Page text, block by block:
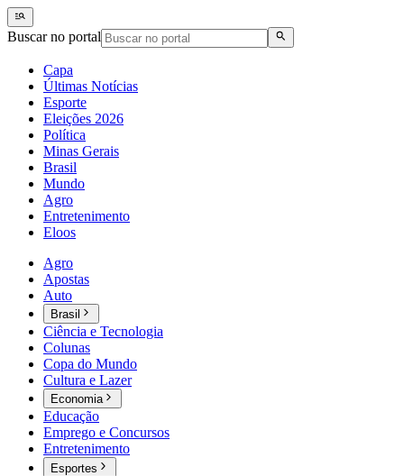
Buscar no portal
Capa
Últimas Notícias
Esporte
Eleições 2026
Política
Minas Gerais
Brasil
Mundo
Agro
Entretenimento
Eloos
Agro
Apostas
Auto
Brasil
Ciência e Tecnologia
Colunas
Copa do Mundo
Cultura e Lazer
Economia
Educação
Emprego e Concursos
Entretenimento
Esportes